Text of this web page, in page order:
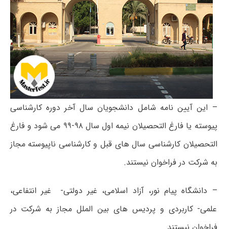
– این آیین نامه شامل دانشجویان سال آخر دوره کارشناسی
پیوسته یا فارغ التحصیلان نیمه اول سال ۹۸-۹۹ می شود و فارغ
التحصیلان کارشناسی سال های قبل و کارشناسی ناپیوسته مجاز
به شرکت در فراخوان نیستند.
– دانشگاه پیام نور، آزاد اسلامی، غیر دولتی- غیر انتفاعی،
علمی- کاربردی و پردیس های بین الملل مجاز به شرکت در